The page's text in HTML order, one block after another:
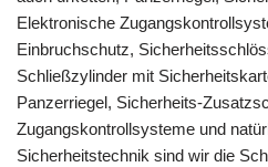
Elektronische
Einbruchschutz,
Schließzylinder mit
Panzerriegel, Sicherheits-
Zugangskontrollsysteme und
Sicherheitstechnik sind wir die